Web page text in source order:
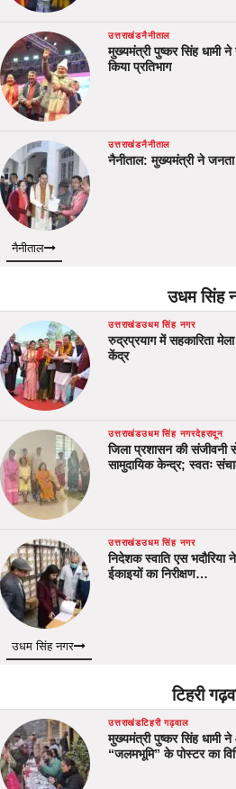
उत्तराखंडनैनीताल
मुख्यमंत्री पुष्कर सिंह धामी
किया प्रतिभाग
उत्तराखंडनैनीताल
नैनीताल: मुख्यमंत्री ने
नैनीताल
उधम सिंह
उत्तराखंडउधम सिंह नगर
रुद्रप्रयाग में सहकारिता
केंद्र
उत्तराखंडउधम सिंह नगरदेहरादून
जिला प्रशासन की संजीवनी
सामुदायिक केन्द्र; स्वतः
उत्तराखंडउधम सिंह नगर
निदेशक स्वाति एस भदौरिया
ईकाइयों का निरीक्षण…
उधम सिंह नगर
टिहरी
उत्तराखंडटिहरी गढ़वाल
मुख्यमंत्री पुष्कर सिंह धामी
“जलमभूमि” के पोस्टर का